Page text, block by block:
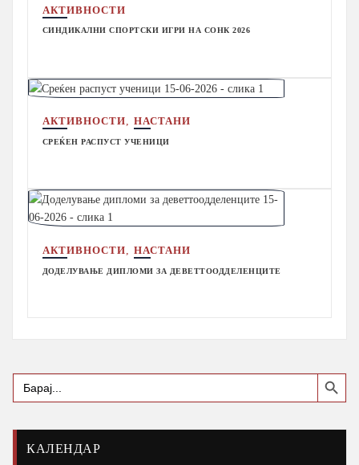
АКТИВНОСТИ
СИНДИКАЛНИ СПОРТСКИ ИГРИ НА СОНК 2026
АКТИВНОСТИ, НАСТАНИ
СРЕЌЕН РАСПУСТ УЧЕНИЦИ
АКТИВНОСТИ, НАСТАНИ
ДОДЕЛУВАЊЕ ДИПЛОМИ ЗА ДЕВЕТТООДДЕЛЕНЦИТЕ
Search
for:
Search Button
КАЛЕНДАР